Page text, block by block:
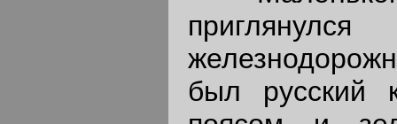
был русский